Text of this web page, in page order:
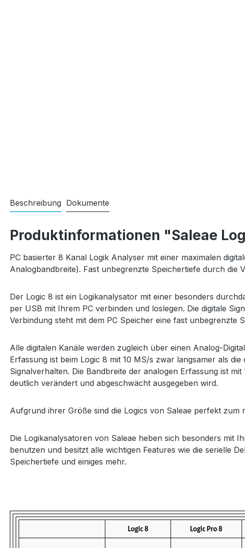
Beschreibung Dokumente
Produktinformationen "Saleae
PC basierter 8 Kanal Logik Analyser mit einer maximalen
Analogbandbreite). Fast unbegrenzte Speichertiefe durch die
Der Logic 8 ist ein Logikanalysator mit einer besonders
per USB mit Ihrem PC verbinden und loslegen. Die digitale
Verbindung steht mit dem PC Speicher eine fast unbegrenzte
Alle digitalen Kanäle werden zugleich über einen Analog-
Erfassung ist beim Logic 8 mit 10 MS/s zwar langsamer als
Signalverhalten. Die Bandbreite der analogen Erfassung ist
deutlich verändert und abgeschwächt ausgegeben wird.
Aufgrund ihrer Größe sind die Logics von Saleae perfekt
Die Logikanalysatoren von Saleae heben sich besonders mit
benutzen und besitzt alle wichtigen Features wie die serielle
Speichertiefe und einiges mehr.
Logic 8 Logic Pro 8